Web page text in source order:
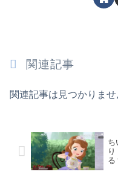
関連記事
関連記事は見つかりませ
ち
り
る